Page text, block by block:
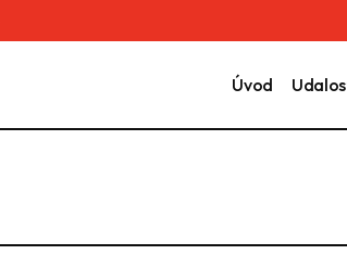
Úvod